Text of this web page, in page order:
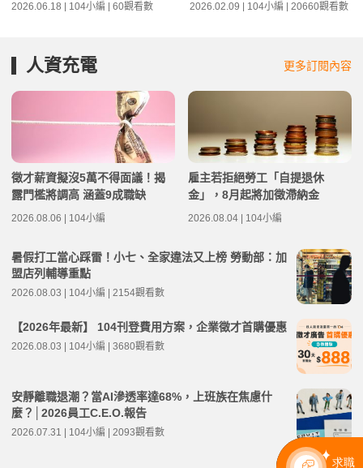
2026.06.18 | 104小編 | 60觀看數 2026.02.09 | 104小編 | 20660觀看數
人資充電 更多訂閱內容
徵才薪資擬沒5萬不得面議！揭
露門檻將調高 涵蓋9成職缺
2026.08.06 | 104小編
雇主若拒絕勞工「自提退休
金」，8月起將加徵滯納金
2026.08.04 | 104小編
暑假打工當心踩雷！小七、全家違法又上榜 勞動部：加
盟店列輔導重點
2026.08.03 | 104小編 | 2154觀看數
【2026年最新】 104刊登費用方案，企業徵才首購優惠
2026.08.03 | 104小編 | 3680觀看數
安靜離職退潮？當AI滲透率達68%，上班族在焦慮什
麼？│2026員工C.E.O.報告
2026.07.31 | 104小編 | 2093觀看數